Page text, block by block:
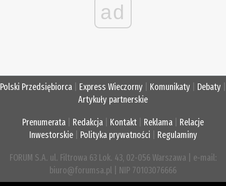
ad
Polski Przedsiębiorca Express Wieczorny Komunikaty Debaty
Artykuły partnerskie
Prenumerata Redakcja Kontakt Reklama
Relacje
Inwestorskie| Polityka prywatności Regulaminy
FORUM S.A. ul. Filtrowa 63 Lok. 43, 02-056 Warszawa | e-mail:
biuro@forumsa.pl | NIP 70103076666